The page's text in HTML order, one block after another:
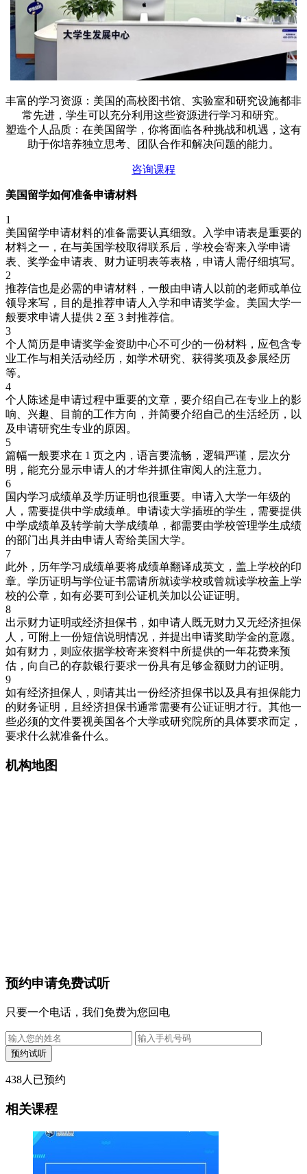
丰富的学习资源：美国的高校图书馆、实验室和研究设施都非
常先进，学生可以充分利用这些资源进行学习和研究。
塑造个人品质：在美国留学，你将面临各种挑战和机遇，这有
助于你培养独立思考、团队合作和解决问题的能力。
咨询课程
美国留学如何准备申请材料
1
美国留学申请材料的准备需要认真细致。入学申请表是重要的
材料之一，在与美国学校取得联系后，学校会寄来入学申请
表、奖学金申请表、财力证明表等表格，申请人需仔细填写。
2
推荐信也是必需的申请材料，一般由申请人以前的老师或单位
领导来写，目的是推荐申请人入学和申请奖学金。美国大学一
般要求申请人提供 2 至 3 封推荐信。
3
个人简历是申请奖学金资助中心不可少的一份材料，应包含专
业工作与相关活动经历，如学术研究、获得奖项及参展经历
等。
4
个人陈述是申请过程中重要的文章，要介绍自己在专业上的影
响、兴趣、目前的工作方向，并简要介绍自己的生活经历，以
及申请研究生专业的原因。
5
篇幅一般要求在 1 页之内，语言要流畅，逻辑严谨，层次分
明，能充分显示申请人的才华并抓住审阅人的注意力。
6
国内学习成绩单及学历证明也很重要。申请入大学一年级的
人，需要提供中学成绩单。申请读大学插班的学生，需要提供
中学成绩单及转学前大学成绩单，都需要由学校管理学生成绩
的部门出具并由申请人寄给美国大学。
7
此外，历年学习成绩单要将成绩单翻译成英文，盖上学校的印
章。学历证明与学位证书需请所就读学校或曾就读学校盖上学
校的公章，如有必要可到公证机关加以公证证明。
8
出示财力证明或经济担保书，如申请人既无财力又无经济担保
人，可附上一份短信说明情况，并提出申请奖助学金的意愿。
如有财力，则应依据学校寄来资料中所提供的一年花费来预
估，向自己的存款银行要求一份具有足够金额财力的证明。
9
如有经济担保人，则请其出一份经济担保书以及具有担保能力
的财务证明，且经济担保书通常需要有公证证明才行。其他一
些必须的文件要视美国各个大学或研究院所的具体要求而定，
要求什么就准备什么。
机构地图
预约申请免费试听
只要一个电话，我们免费为您回电
438人已预约
相关课程